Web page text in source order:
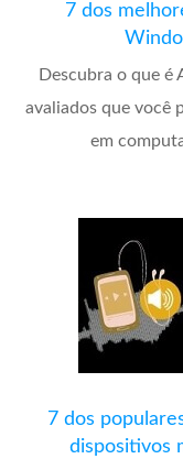
7 dos
Descubra o que é
avaliados que você
em
7 dos
dispositivos